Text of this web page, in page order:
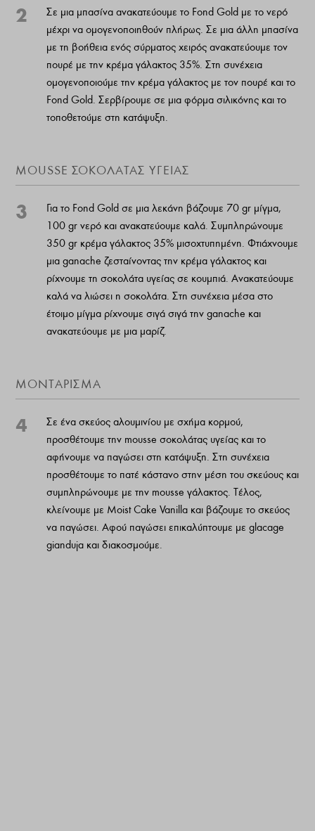
2
Σε μια μπασίνα ανακατεύουμε το Fond Gold με το νερό
μέχρι να ομογενοποιηθούν πλήρως. Σε μια άλλη μπασίνα
με τη βοήθεια ενός σύρματος χειρός ανακατεύουμε τον
πουρέ με την κρέμα γάλακτος 35%. Στη συνέχεια
ομογενοποιούμε την κρέμα γάλακτος με τον πουρέ και το
Fond Gold. Σερβίρουμε σε μια φόρμα σιλικόνης και το
τοποθετούμε στη κατάψυξη.
MOUSSE ΣΟΚΟΛΆΤΑΣ ΥΓΕΊΑΣ
3
Για το Fond Gold σε μια λεκάνη βάζουμε 70 gr μίγμα,
100 gr νερό και ανακατεύουμε καλά. Συμπληρώνουμε
350 gr κρέμα γάλακτος 35% μισοχτυπημένη. Φτιάχνουμε
μια ganache ζεσταίνοντας την κρέμα γάλακτος και
ρίχνουμε τη σοκολάτα υγείας σε κουμπιά. Ανακατεύουμε
καλά να λιώσει η σοκολάτα. Στη συνέχεια μέσα στο
έτοιμο μίγμα ρίχνουμε σιγά σιγά την ganache και
ανακατεύουμε με μια μαρίζ.
ΜΟΝΤΑΡΙΣΜΑ
4
Σε ένα σκεύος αλουμινίου με σχήμα κορμού,
προσθέτουμε την mousse σοκολάτας υγείας και το
αφήνουμε να παγώσει στη κατάψυξη. Στη συνέχεια
προσθέτουμε το πατέ κάστανο στην μέση του σκεύους και
συμπληρώνουμε με την mousse γάλακτος. Τέλος,
κλείνουμε με Moist Cake Vanilla και βάζουμε το σκεύος
να παγώσει. Αφού παγώσει επικαλύπτουμε με glacage
gianduja και διακοσμούμε.